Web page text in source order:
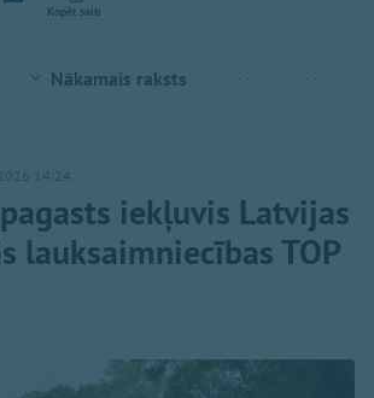
Kopēt saiti
Nākamais raksts
14:24
iekļuvis Latvijas
lauksaimniecības TOP